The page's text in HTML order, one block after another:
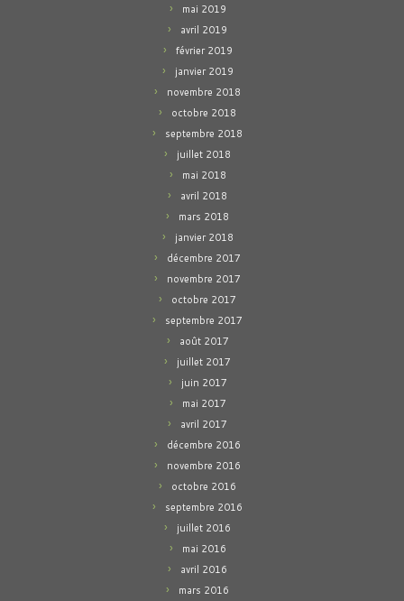
mai 2019
avril 2019
février 2019
janvier 2019
novembre 2018
octobre 2018
septembre 2018
juillet 2018
mai 2018
avril 2018
mars 2018
janvier 2018
décembre 2017
novembre 2017
octobre 2017
septembre 2017
août 2017
juillet 2017
juin 2017
mai 2017
avril 2017
décembre 2016
novembre 2016
octobre 2016
septembre 2016
juillet 2016
mai 2016
avril 2016
mars 2016